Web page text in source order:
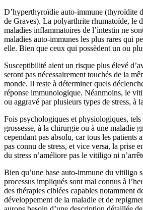
D’hyperthyroïdie auto-immune (thyroïdite
de Graves). La polyarthrite rhumatoïde, le
maladies inflammatoires de l’intestin ne
maladies auto-immunes les plus rares qui
elle. Bien que ceux qui possèdent un ou
Susceptibilité aient un risque plus élevé
seront pas nécessairement touchés de la
monde. Il reste à déterminer quels
réponse immunologique. Néanmoins, le
ou aggravé par plusieurs types de stress, à
Fois psychologiques et physiologiques, tels
grossesse, à la chirurgie ou à une maladie
cependant pas absolu, car tous les patients
pas connu de stress, et vice versa, la prise
du stress n’améliore pas le vitiligo ni
Bien qu’une base auto-immune du vitiligo
processus impliqués sont mal connus à
des thérapies ciblées capables notamment
développement de la maladie et de